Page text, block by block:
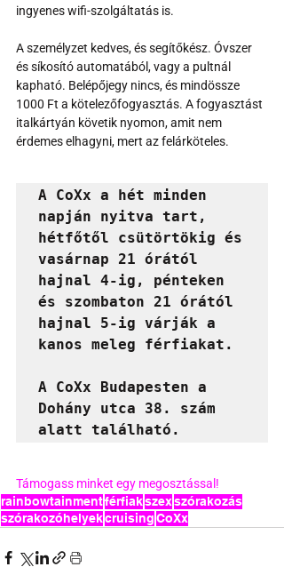
ingyenes wifi-szolgáltatás is.
A személyzet kedves, és segítőkész. Óvszer
és síkosító automatából, vagy a pultnál
kapható. Belépőjegy nincs, és mindössze
1000 Ft a kötelezőfogyasztás. A fogyasztást
italkártyán követik nyomon, amit nem
érdemes elhagyni, mert az felárköteles.
A CoXx a hét minden
napján nyitva tart,
hétfőtől csütörtökig és
vasárnap 21 órától
hajnal 4-ig, pénteken
és szombaton 21 órától
hajnal 5-ig várják a
kanos meleg férfiakat.
A CoXx Budapesten a
Dohány utca 38. szám
alatt található.
Támogass minket egy megosztással!
rainbowtainmentférfiakszexszórakozás
szórakozóhelyekcruisingCoXx